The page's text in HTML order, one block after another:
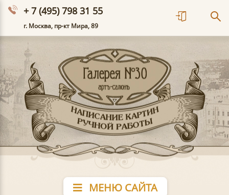
+ 7 (495) 798 31 55
г. Москва, пр-кт Мира, 89
МЕНЮ САЙТА